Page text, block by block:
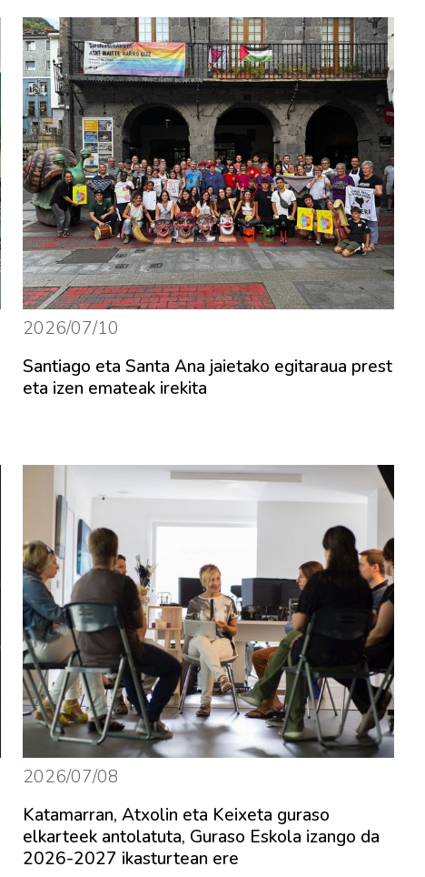
2026/07/10
Santiago eta Santa Ana jaietako egitaraua prest
eta izen emateak irekita
2026/07/08
Katamarran, Atxolin eta Keixeta guraso
elkarteek antolatuta, Guraso Eskola izango da
2026-2027 ikasturtean ere